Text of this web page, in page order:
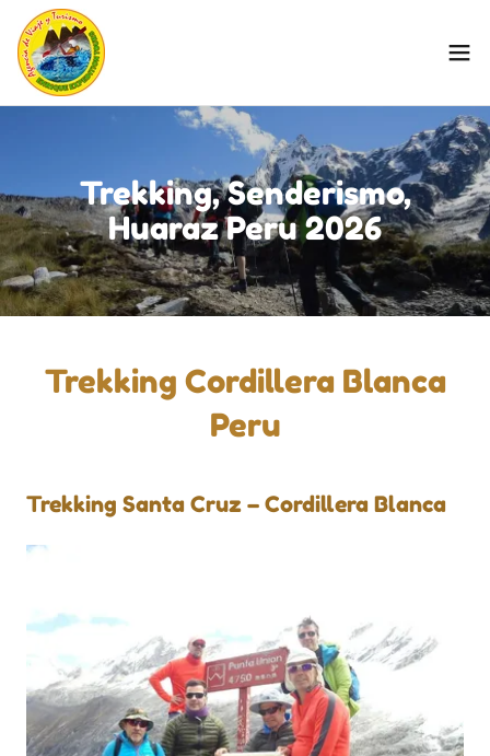
Trekking, Senderismo,
Huaraz Peru 2026
Trekking Cordillera Blanca
Peru
Trekking Santa Cruz – Cordillera Blanca